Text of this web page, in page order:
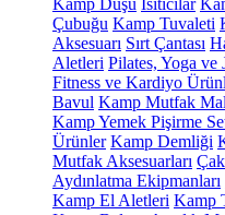
Kamp Duşu Isıtıcılar
Çubuğu Kamp Tuvaleti
Aksesuarı Sırt Çantası
Aletleri Pilates, Yoga ve
Fitness ve Kardiyo
Bavul Kamp Mutfak
Kamp Yemek Pişirme
Ürünler Kamp Demliği
Mutfak Aksesuarları
Aydınlatma Ekipmanları
Kamp El Aletleri Kamp